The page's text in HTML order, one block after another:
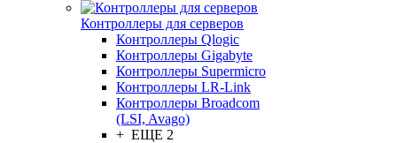
Контроллеры для серверов
Контроллеры Qlogic
Контроллеры Gigabyte
Контроллеры Supermicro
Контроллеры LR-Link
Контроллеры Broadcom
(LSI, Avago)
+ ЕЩЕ 2